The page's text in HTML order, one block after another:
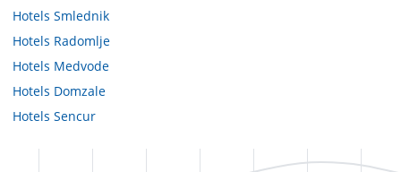
Hotels Smlednik
Hotels Radomlje
Hotels Medvode
Hotels Domzale
Hotels Sencur